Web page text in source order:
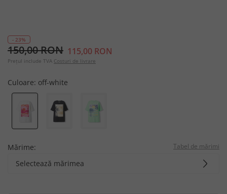
- 23%
150,00 RON 115,00 RON
Prețul include TVA Costuri de livrare
Culoare: off-white
Mărime: Tabel de mărimi
Selectează mărimea